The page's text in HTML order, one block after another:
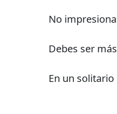
No
Debes ser
En un